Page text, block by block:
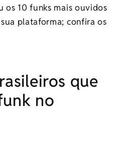
10 funks mais ouvidos
plataforma; confira os
que
no